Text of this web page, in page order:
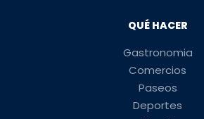
QUÉ HACER
Gastronomia
Comercios
Paseos
Deportes